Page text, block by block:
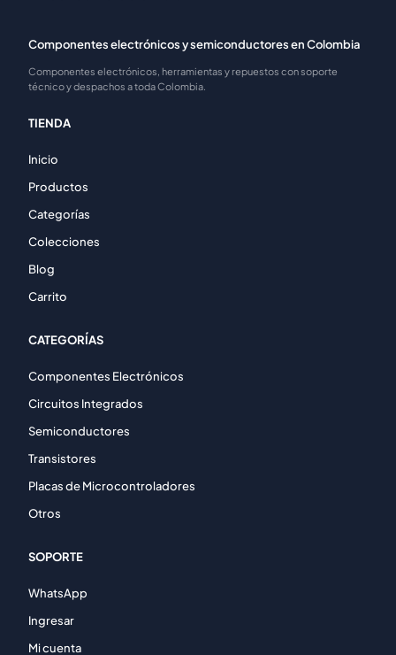
Componentes electrónicos y semiconductores en Colombia
Componentes electrónicos, herramientas y repuestos con soporte
técnico y despachos a toda Colombia.
TIENDA
Inicio
Productos
Categorías
Colecciones
Blog
Carrito
CATEGORÍAS
Componentes Electrónicos
Circuitos Integrados
Semiconductores
Transistores
Placas de Microcontroladores
Otros
SOPORTE
WhatsApp
Ingresar
Mi cuenta